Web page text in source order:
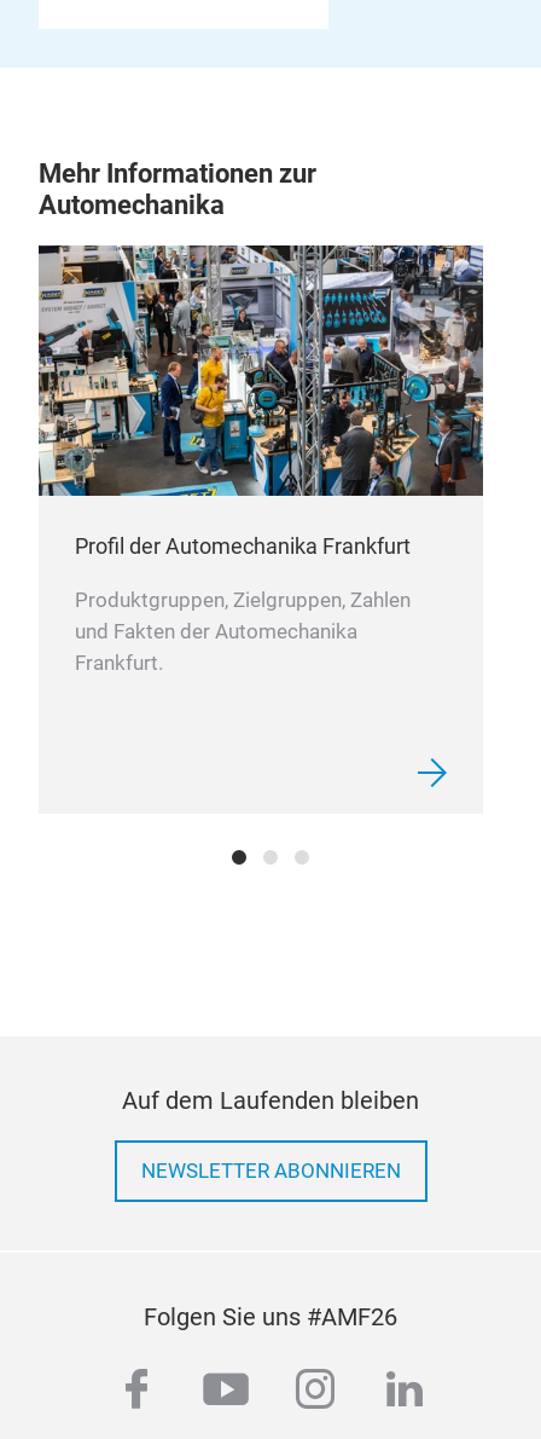
Mehr Informationen zur
Automechanika
Profil der Automechanika Frankfurt
Produktgruppen, Zielgruppen, Zahlen
und Fakten der Automechanika
Frankfurt.
Auf dem Laufenden bleiben
NEWSLETTER ABONNIEREN
Folgen Sie uns #AMF26
facebook
youtubeinstagram
linkedin